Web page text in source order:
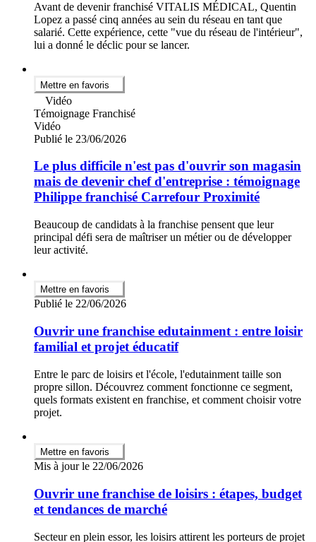
Avant de devenir franchisé VITALIS MÉDICAL, Quentin
Lopez a passé cinq années au sein du réseau en tant que
salarié. Cette expérience, cette "vue du réseau de l'intérieur",
lui a donné le déclic pour se lancer.
Mettre en favoris
Vidéo
Témoignage Franchisé
Vidéo
Publié le 23/06/2026
Le plus difficile n'est pas d'ouvrir son magasin
mais de devenir chef d'entreprise : témoignage
Philippe franchisé Carrefour Proximité
Beaucoup de candidats à la franchise pensent que leur
principal défi sera de maîtriser un métier ou de développer
leur activité.
Mettre en favoris
Publié le 22/06/2026
Ouvrir une franchise edutainment : entre loisir
familial et projet éducatif
Entre le parc de loisirs et l'école, l'edutainment taille son
propre sillon. Découvrez comment fonctionne ce segment,
quels formats existent en franchise, et comment choisir votre
projet.
Mettre en favoris
Mis à jour le 22/06/2026
Ouvrir une franchise de loisirs : étapes, budget
et tendances de marché
Secteur en plein essor, les loisirs attirent les porteurs de projet